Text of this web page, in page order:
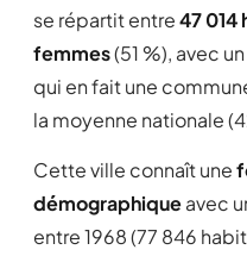
se répartit entre47 014
femmes(51 %), avec
qui en fait une
la moyenne nationale
Cette ville connaît une
démographiqueavec
entre 1968 (77 846